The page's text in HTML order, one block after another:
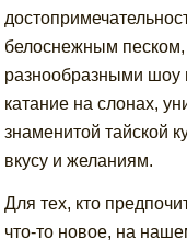
белоснежным
разнообразными шоу
катание на слонах,
знаменитой тайской
вкусу и желаниям.
Для тех, кто
что-то новое, на